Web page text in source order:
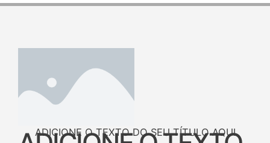
ADICIONE O TEXTO DO SEU TÍTULO AQUI